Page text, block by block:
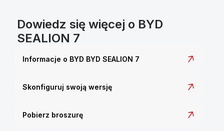
Dowiedz się więcej o BYD
SEALION 7
Informacje o BYD BYD SEALION 7
Skonfiguruj swoją wersję
Pobierz broszurę